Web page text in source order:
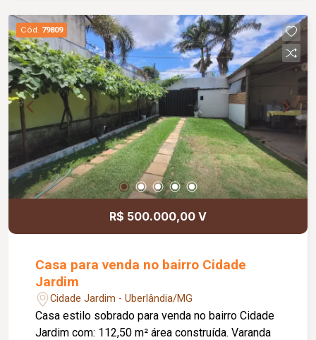
área externa com potencial para ampliação da
área de lazer; Imóvel ideal para quem busca
conforto, praticidade e qualidade de vida.
Cód. 79809
R$ 500.000,00 V
Casa para venda no bairro Cidade
Jardim
Cidade Jardim - Uberlândia/MG
Casa estilo sobrado para venda no bairro Cidade
Jardim com: 112,50 m² área construída. Varanda